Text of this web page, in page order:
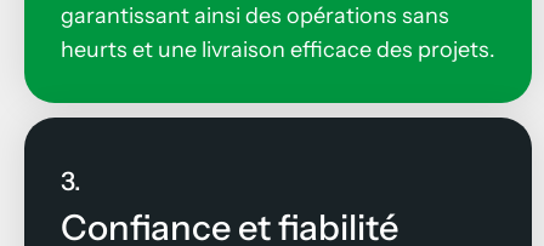
garantissant ainsi des opérations sans
heurts et une livraison efficace des projets.
3.
Confiance et fiabilité